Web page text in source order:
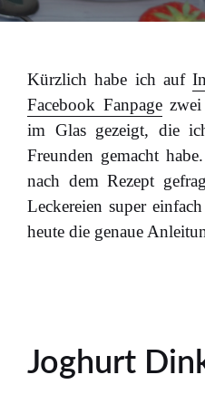
Kürzlich habe ich auf
Facebook Fanpagezwei
im Glas gezeigt, die
Freunden gemacht
nach dem Rezept
Leckereien super
heute die genaue
Joghurt